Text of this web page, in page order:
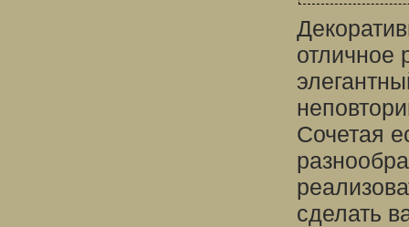
отличное
Сочетая
сделать